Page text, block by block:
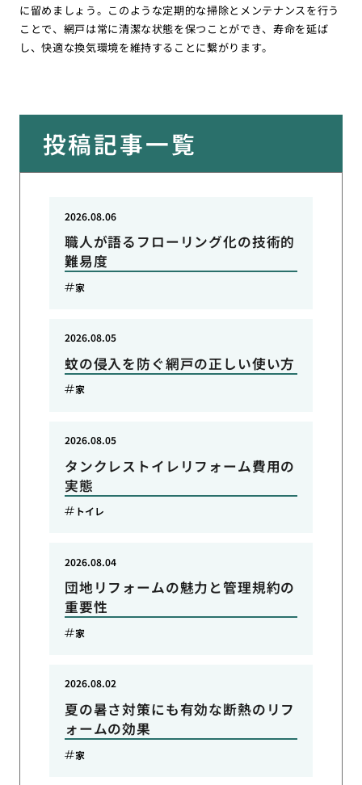
に留めましょう。このような定期的な掃除とメンテナンスを行う
ことで、網戸は常に清潔な状態を保つことができ、寿命を延ば
し、快適な換気環境を維持することに繋がります。
投稿記事一覧
職人が語るフローリング化の技術的
難易度
2026.08.06
家
蚊の侵入を防ぐ網戸の正しい使い方
2026.08.05
家
タンクレストイレリフォーム費用の
実態
2026.08.05
トイレ
団地リフォームの魅力と管理規約の
重要性
2026.08.04
家
夏の暑さ対策にも有効な断熱のリフ
ォームの効果
2026.08.02
家